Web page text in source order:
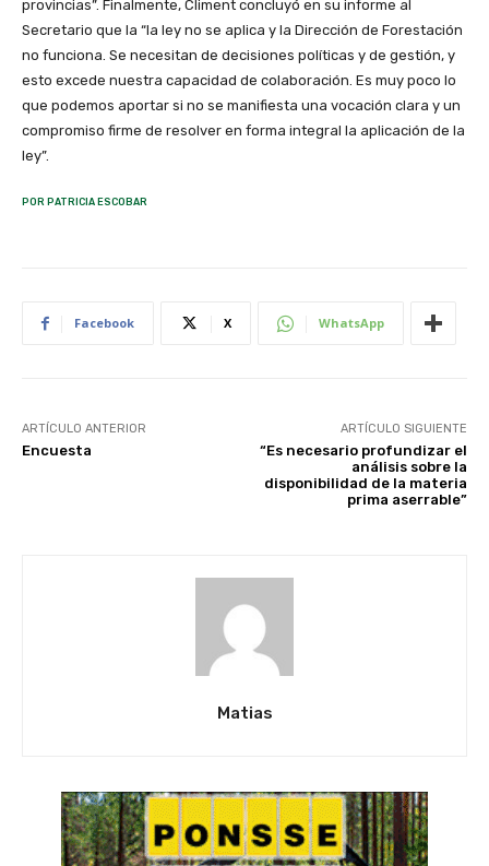
provincias”. Finalmente, Climent concluyó en su informe al
Secretario que la “la ley no se aplica y la Dirección de Forestación
no funciona. Se necesitan de decisiones políticas y de gestión, y
esto excede nuestra capacidad de colaboración. Es muy poco lo
que podemos aportar si no se manifiesta una vocación clara y un
compromiso firme de resolver en forma integral la aplicación de la
ley”.
POR PATRICIA ESCOBAR
Facebook X WhatsApp
ARTÍCULO ANTERIOR
Encuesta
ARTÍCULO SIGUIENTE
“Es necesario profundizar el
análisis sobre la
disponibilidad de la materia
prima aserrable”
Matias